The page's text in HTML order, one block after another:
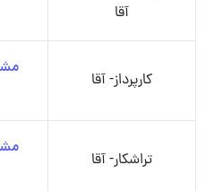
آقا
کارپرداز- آقا
تراشکار- آقا